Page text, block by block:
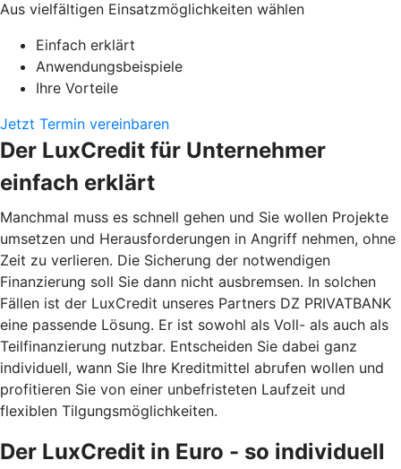
Aus vielfältigen Einsatzmöglichkeiten wählen
Einfach erklärt
Anwendungsbeispiele
Ihre Vorteile
Jetzt Termin vereinbaren
Der LuxCredit für Unternehmer
einfach erklärt
Manchmal muss es schnell gehen und Sie wollen Projekte
umsetzen und Herausforderungen in Angriff nehmen, ohne
Zeit zu verlieren. Die Sicherung der notwendigen
Finanzierung soll Sie dann nicht ausbremsen. In solchen
Fällen ist der LuxCredit unseres Partners DZ PRIVATBANK
eine passende Lösung. Er ist sowohl als Voll- als auch als
Teilfinanzierung nutzbar. Entscheiden Sie dabei ganz
individuell, wann Sie Ihre Kreditmittel abrufen wollen und
profitieren Sie von einer unbefristeten Laufzeit und
flexiblen Tilgungsmöglichkeiten.
Der LuxCredit in Euro - so individuell